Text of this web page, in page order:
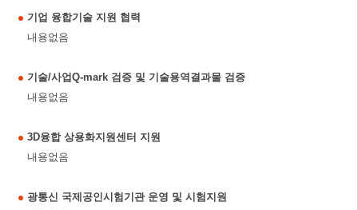
기업 융합기술 지원 협력
내용없음
기술/사업Q-mark 검증 및 기술용역결과물 검증
내용없음
3D융합 상용화지원센터 지원
내용없음
광통신 국제공인시험기관 운영 및 시험지원